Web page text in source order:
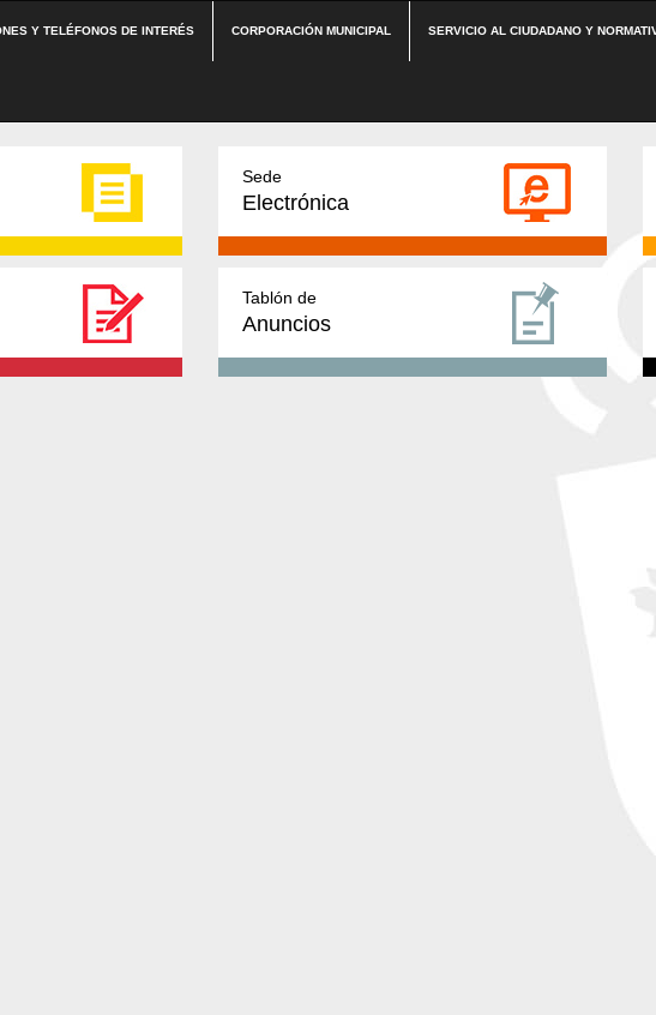
Y TELÉFONOS DE INTERÉS CORPORACIÓN MUNICIPAL SERVICIO AL CIUDADANO Y
Sede
Electrónica
Tablón de
Anuncios